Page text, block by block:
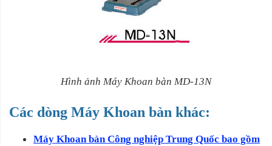
Hình ảnh Máy Khoan bàn MD-13N
Các dòng Máy Khoan bàn khác:
Máy Khoan bàn Công nghiệp Trung Quốc bao gồm